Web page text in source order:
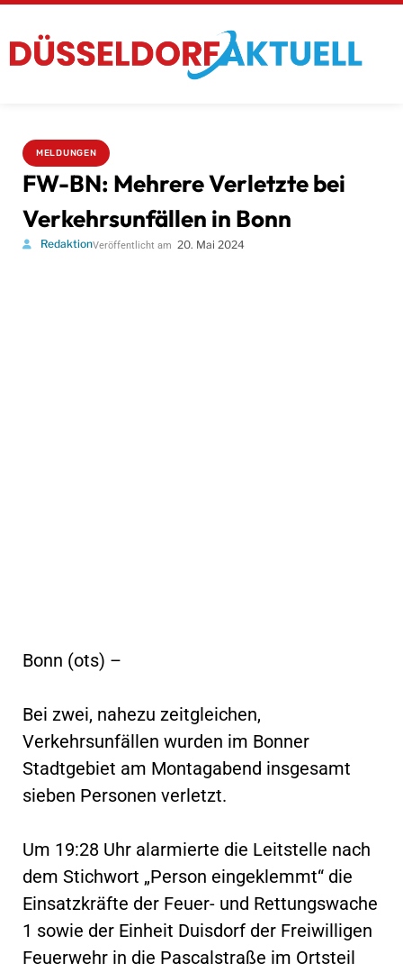
MELDUNGEN
FW-BN: Mehrere Verletzte bei
Verkehrsunfällen in Bonn
RedaktionVeröffentlicht am 20. Mai 2024
Bonn (ots) –
Bei zwei, nahezu zeitgleichen,
Verkehrsunfällen wurden im Bonner
Stadtgebiet am Montagabend insgesamt
sieben Personen verletzt.
Um 19:28 Uhr alarmierte die Leitstelle nach
dem Stichwort „Person eingeklemmt“ die
Einsatzkräfte der Feuer- und Rettungswache
1 sowie der Einheit Duisdorf der Freiwilligen
Feuerwehr in die Pascalstraße im Ortsteil